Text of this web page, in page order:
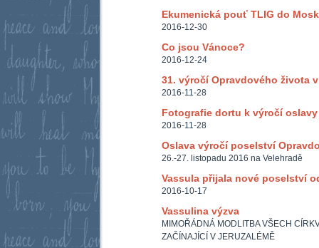
Ekumenická pouť TLIG do
2016-12-30
Co jsou Vánoce?
2016-12-24
31. výročí Opravdového života
2016-11-28
Fotografie dortu k výročí oslavy
2016-11-28
Oslava výročí poselství
26.-27. listopadu 2016 na Velehradě
Vassula přijala nové poselství
2016-10-17
Vassulina výzva
MIMOŘÁDNÁ MODLITBA VŠECH
ZAČÍNAJÍCÍ V JERUZALÉMĚ